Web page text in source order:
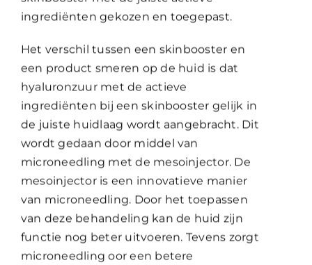
ingrediënten gekozen en toegepast.
Het verschil tussen een skinbooster en
een product smeren op de huid is dat
hyaluronzuur met de actieve
ingrediënten bij een skinbooster gelijk in
de juiste huidlaag wordt aangebracht. Dit
wordt gedaan door middel van
microneedling met de mesoinjector. De
mesoinjector is een innovatieve manier
van microneedling. Door het toepassen
van deze behandeling kan de huid zijn
functie nog beter uitvoeren. Tevens zorgt
microneedling oor een betere